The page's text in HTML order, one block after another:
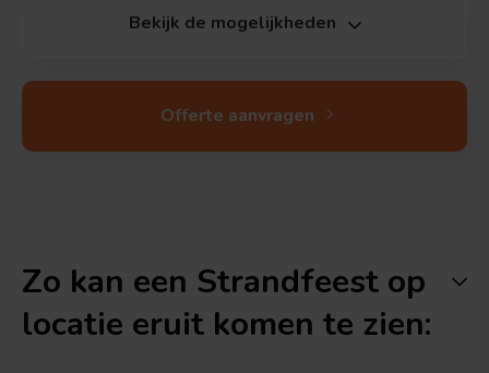
Bekijk de mogelijkheden
Offerte aanvragen
Zo kan een Strandfeest op
locatie eruit komen te zien: